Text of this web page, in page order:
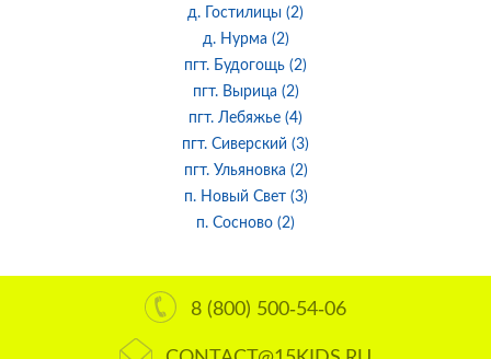
д. Гостилицы (2)
д. Нурма (2)
пгт. Будогощь (2)
пгт. Вырица (2)
пгт. Лебяжье (4)
пгт. Сиверский (3)
пгт. Ульяновка (2)
п. Новый Свет (3)
п. Сосново (2)
8 (800) 500-54-06